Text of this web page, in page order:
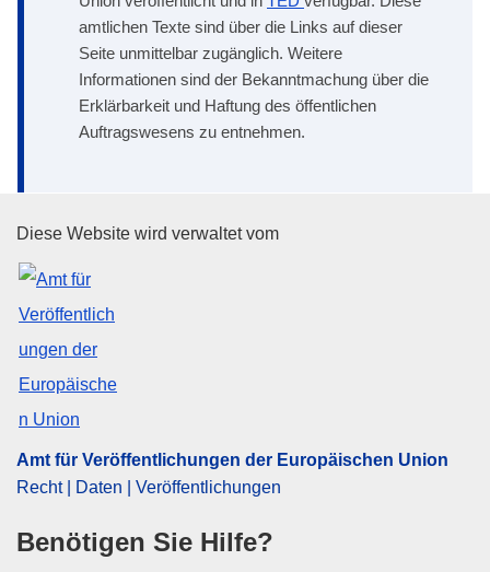
amtlichen Texte sind über die Links auf dieser
Seite unmittelbar zugänglich. Weitere
Informationen sind der Bekanntmachung über die
Erklärbarkeit und Haftung des öffentlichen
Auftragswesens zu entnehmen.
Amt für Veröffentlichungen der
Diese Website wird verwaltet vom
Amt für Veröffentlichungen der Europäischen Union
Recht | Daten | Veröffentlichungen
Benötigen Sie Hilfe?